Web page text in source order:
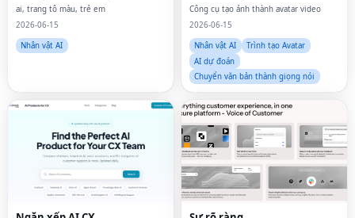
ai, trang tô màu, trẻ em
2026-06-15
Nhân vật AI
Công cụ tạo ảnh thành avatar video
2026-06-15
Nhân vật AI
Trình tạo Avatar
AI dự đoán
Chuyển văn bản thành giọng nói